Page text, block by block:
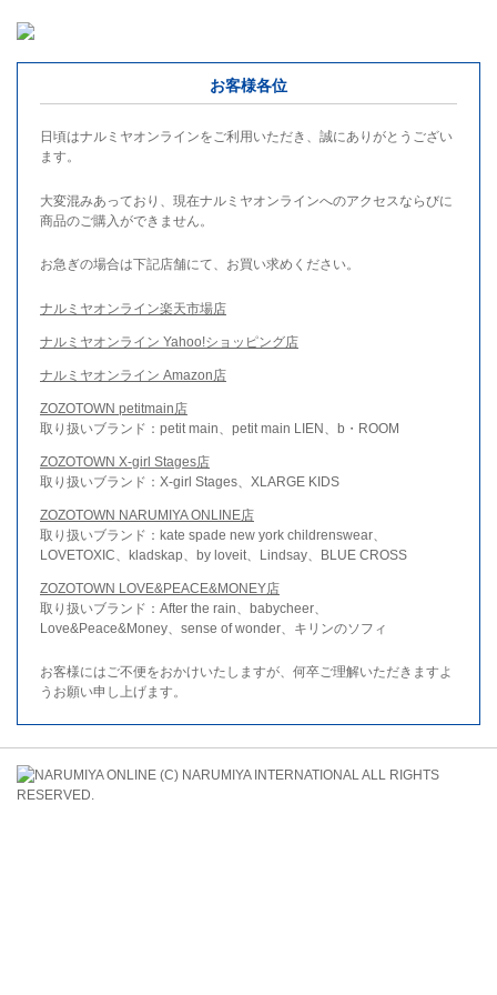
お客様各位
日頃はナルミヤオンラインをご利用いただき、誠にありがとうござい
ます。
大変混みあっており、現在ナルミヤオンラインへのアクセスならびに
商品のご購入ができません。
お急ぎの場合は下記店舗にて、お買い求めください。
ナルミヤオンライン楽天市場店
ナルミヤオンライン Yahoo!ショッピング店
ナルミヤオンライン Amazon店
ZOZOTOWN petitmain店
取り扱いブランド：petit main、petit main LIEN、b・ROOM
ZOZOTOWN X-girl Stages店
取り扱いブランド：X-girl Stages、XLARGE KIDS
ZOZOTOWN NARUMIYA ONLINE店
取り扱いブランド：kate spade new york childrenswear、
LOVETOXIC、kladskap、by loveit、Lindsay、BLUE CROSS
ZOZOTOWN LOVE&PEACE&MONEY店
取り扱いブランド：After the rain、babycheer、
Love&Peace&Money、sense of wonder、キリンのソフィ
お客様にはご不便をおかけいたしますが、何卒ご理解いただきますよ
うお願い申し上げます。